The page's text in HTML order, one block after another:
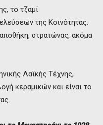
το τζαμί
της Κοινότητας.
στρατώνας, ακόμα
Λαϊκής Τέχνης,
κεραμικών και είναι το